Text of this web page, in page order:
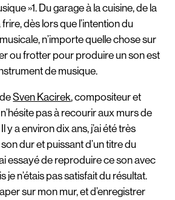
»1. Du garage à la cuisine, de la
dès lors que l’intention du
n’importe quelle chose sur
ou frotter pour produire un son est
de musique.
deSven Kacirek, compositeur et
pas à recourir aux murs de
y a environ dix ans, j’ai été très
dur et puissant d’un titre du
essayé de reproduire ce son avec
je n’étais pas satisfait du résultat.
sur mon mur, et d’enregistrer